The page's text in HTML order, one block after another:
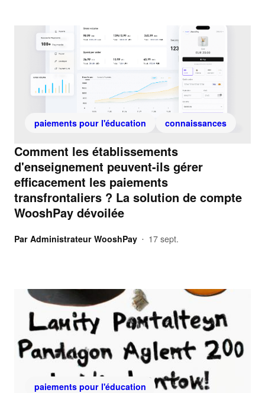
paiements pour l'éducation connaissances
Comment les établissements
d'enseignement peuvent-ils gérer
efficacement les paiements
transfrontaliers ? La solution de compte
WooshPay dévoilée
Par Administrateur WooshPay • 17 sept.
paiements pour l'éducation